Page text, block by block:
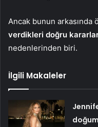
Ancak bunun arkasında
verdikleri doğru
nedenlerinden biri.
İlgili Makaleler